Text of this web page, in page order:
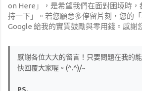
on Here」，是希望我們在面對困境時，
持一下」。若您願意多停留片刻，您的
Google 給我的實質鼓勵與零用錢。感謝
感謝各位大大的留言！只要問題在我的
快回覆大家喔。(^.^)/~
PS.